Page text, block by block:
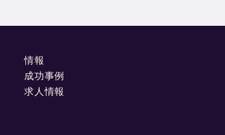
情報
成功事例
求人情報